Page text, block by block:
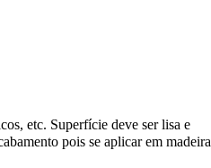
etc. Superfície deve ser lisa e
pois se aplicar em madeira